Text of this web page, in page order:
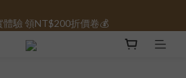
｜全館滿1000元免運 🚚